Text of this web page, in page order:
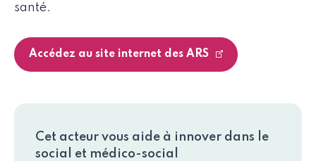
santé.
Accédez au site internet des ARS
Cet acteur vous aide à innover dans le
social et médico-social